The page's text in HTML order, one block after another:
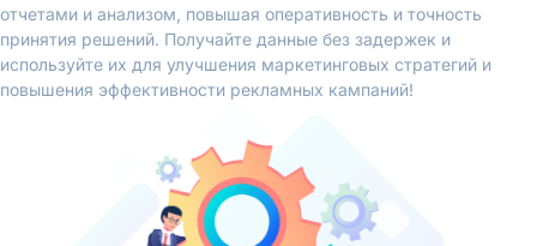
отчетами и анализом, повышая оперативность и точность
принятия решений. Получайте данные без задержек и
используйте их для улучшения маркетинговых стратегий и
повышения эффективности рекламных кампаний!